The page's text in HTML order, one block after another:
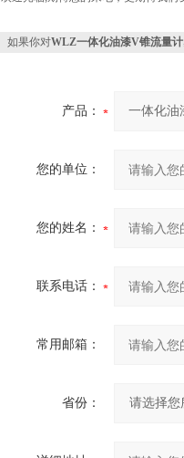
如果你对WLZ一体化油漆V锥流量计
产品：
您的单位：
您的姓名：
联系电话：
常用邮箱：
省份：